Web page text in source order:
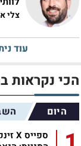
צלי
עוד
הכי נקראות
היום